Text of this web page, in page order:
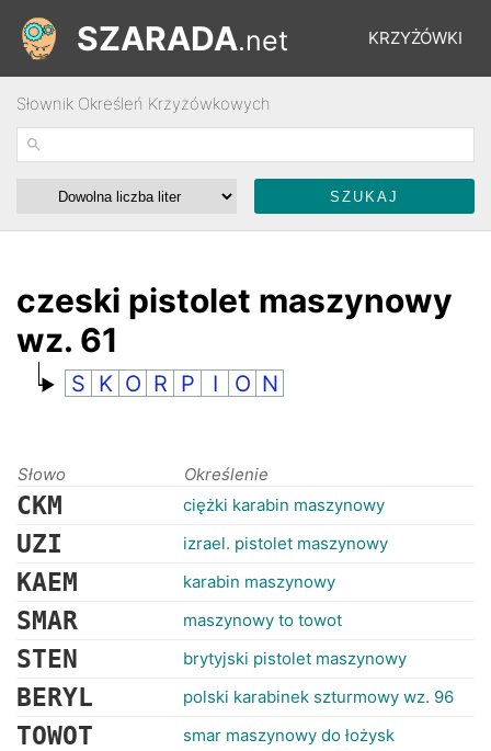
KRZYŻÓWKI
ŁAMIGŁÓWKI
RANKINGI
SZARADA.net
Słownik Określeń Krzyżówkowych
czeski pistolet maszynowy
wz. 61
S K O R P I O N
Słowo Określenie
CKM ciężki karabin maszynowy
UZI izrael. pistolet maszynowy
KAEM karabin maszynowy
SMAR maszynowy to towot
STEN brytyjski pistolet maszynowy
BERYL polski karabinek szturmowy wz. 96
TOWOT smar maszynowy do łożysk